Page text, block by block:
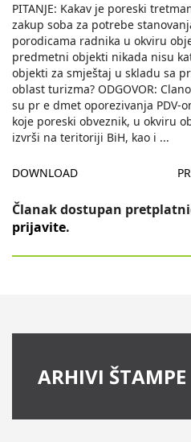
PITANJE: Kakav je poreski
zakup soba za potrebe
porodicama radnika u okviru
predmetni objekti nikada nisu
objekti za smještaj u skladu sa
oblast turizma? ODGOVOR:
su pr e dmet oporezivanja PDV-
koje poreski obveznik, u okviru
izvrši na teritoriji BiH, kao i ...
DOWNLOAD
Članak dostupan
prijavite.
ARHIVI ŠTAMPE